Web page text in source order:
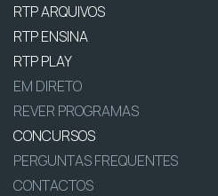
RTP ARQUIVOS
RTP ENSINA
RTP PLAY
EM DIRETO
REVER PROGRAMAS
CONCURSOS
PERGUNTAS FREQUENTES
CONTACTOS